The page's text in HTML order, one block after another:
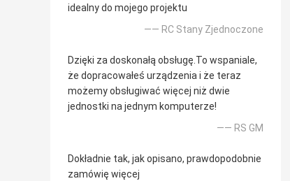
idealny do mojego projektu
—— RC Stany Zjednoczone
Dzięki za doskonałą obsługę.To wspaniale,
że dopracowałeś urządzenia i że teraz
możemy obsługiwać więcej niż dwie
jednostki na jednym komputerze!
—— RS GM
Dokładnie tak, jak opisano, prawdopodobnie
zamówię więcej